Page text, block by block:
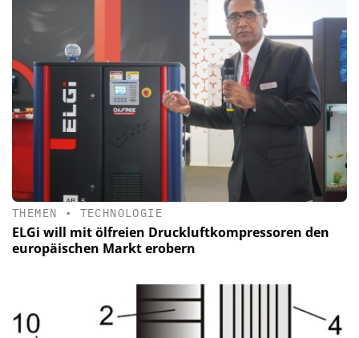
THEMEN • TECHNOLOGIE
ELGi will mit ölfreien Druckluftkompressoren den
europäischen Markt erobern